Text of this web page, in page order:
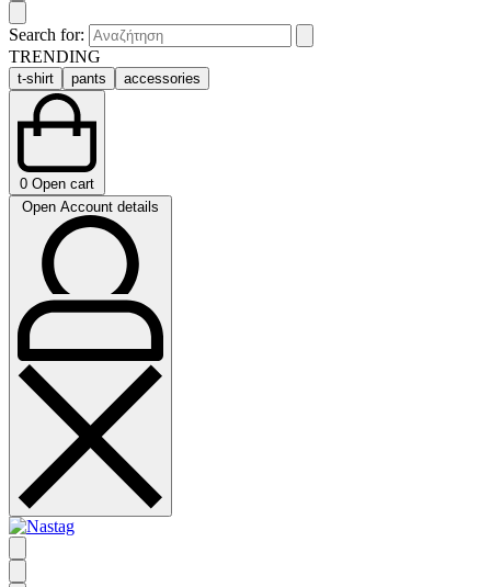
Search for:
TRENDING
t-shirt pants accessories
0 Open cart
Open Account details